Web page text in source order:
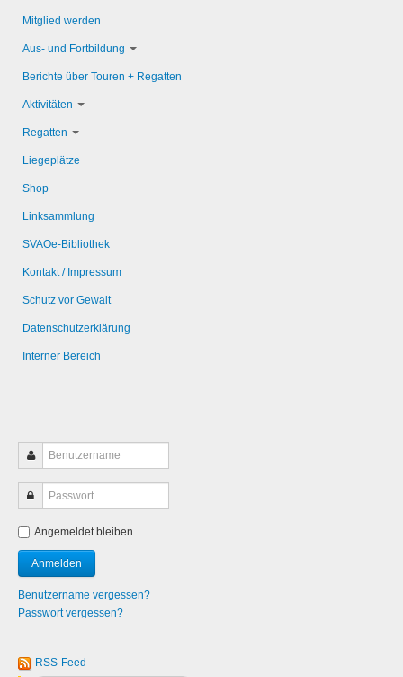
Mitglied werden
Aus- und Fortbildung
Berichte über Touren + Regatten
Aktivitäten
Regatten
Liegeplätze
Shop
Linksammlung
SVAOe-Bibliothek
Kontakt / Impressum
Schutz vor Gewalt
Datenschutzerklärung
Interner Bereich
Angemeldet bleiben
Benutzername vergessen?
Passwort vergessen?
RSS-Feed